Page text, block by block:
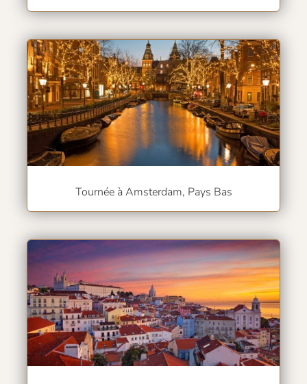
Tournée à Amsterdam, Pays Bas